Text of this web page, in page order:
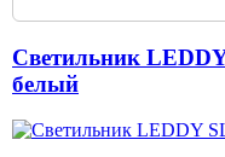
Светильник
белый